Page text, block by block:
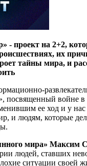
- проект на 2+2,
их
тайны мира, и
посвященный войне
ее ход и у нас
и людям, которые
мира» Максим
людей, ставших
ситуации своей